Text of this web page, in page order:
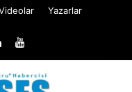
Yazarlar